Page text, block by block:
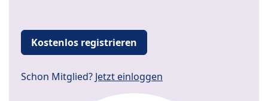
Kostenlos registrieren
Schon Mitglied? Jetzt einloggen